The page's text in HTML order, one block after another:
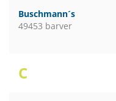
Buschmann´s
49453 barver
C